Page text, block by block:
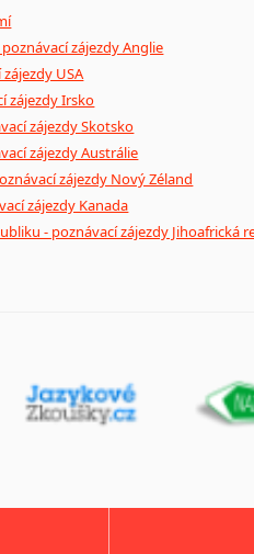
zájezdy Anglie
USA
zájezdy Irsko
zájezdy Skotsko
zájezdy Austrálie
zájezdy Nový Zéland
zájezdy Kanada
- poznávací zájezdy Jihoafrická